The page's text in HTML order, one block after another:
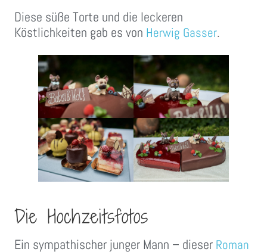
Diese süße Torte und die leckeren
Köstlichkeiten gab es von Herwig Gasser.
Die Hochzeitsfotos
Ein sympathischer junger Mann – dieser Roman